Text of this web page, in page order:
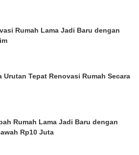
Rumah Lama Jadi Baru dengan
Urutan Tepat Renovasi Rumah Secara
Rumah Lama Jadi Baru dengan
Rp10 Juta